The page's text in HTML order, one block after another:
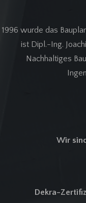
1996 wurde das
ist Dipl.-Ing.
Nachhaltiges
Wir
Dekra-